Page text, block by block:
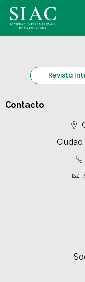
Revista
Contacto
Ciudad